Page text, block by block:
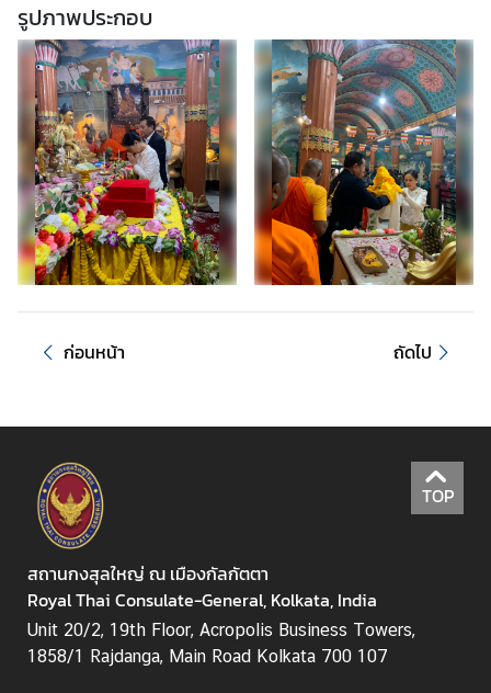
ข้
อ
มู
ล
สำ
ห
รั
บ
ค
น
บ
ก
า
ร
ป
ร
ะ
ช
า
รูปภาพประกอบ
ก่อนหน้า ถัดไป
TOP
สถานกงสุลใหญ่ ณ เมืองกัลกัตตา
Royal Thai Consulate-General, Kolkata, India
Unit 20/2, 19th Floor, Acropolis Business Towers,
1858/1 Rajdanga, Main Road Kolkata 700 107